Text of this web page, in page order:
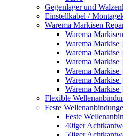
Gegenlager und
Einstellkabel /
Warema Markisen
Warema
Warema Markise
Warema Markise
Warema Markise
Warema Markise
Warema Markise
Warema Markise
Flexible
Feste
Feste
40iger